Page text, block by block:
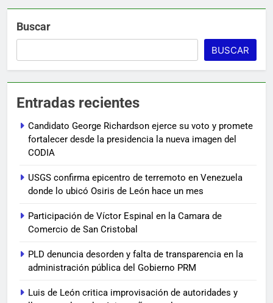
Buscar
BUSCAR
Entradas recientes
Candidato George Richardson ejerce su voto y promete
fortalecer desde la presidencia la nueva imagen del
CODIA
USGS confirma epicentro de terremoto en Venezuela
donde lo ubicó Osiris de León hace un mes
Participación de Víctor Espinal en la Camara de
Comercio de San Cristobal
PLD denuncia desorden y falta de transparencia en la
administración pública del Gobierno PRM
Luis de León critica improvisación de autoridades y